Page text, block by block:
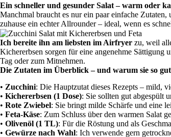
Ein schneller und gesunder Salat – warm oder
Manchmal braucht es nur ein paar einfache
zuhause ein echter Allrounder – ideal, wenn es
Ich bereite ihn am liebsten im Airfryer zu, weil
Kichererbsen sorgen für eine angenehme Sättigung
Tag oder zum Mitnehmen.
Die Zutaten im Überblick – und warum sie so gut
• Zucchini: Die Hauptzutat dieses Rezepts – mild,
• Kichererbsen (1 Dose): Sie sollten gut abgespült
• Rote Zwiebel: Sie bringt milde Schärfe und eine
• Feta-Käse: Zum Schluss über den warmen Salat
• Olivenöl (1 TL): Für die Röstung und als
• Gewürze nach Wahl: Ich verwende gern